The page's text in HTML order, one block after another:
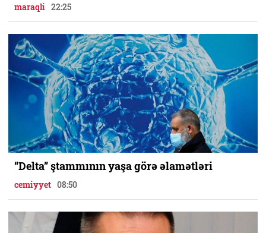
maraqli 22:25
“Delta” ştammının yaşa görə əlamətləri
cemiyyet 08:50